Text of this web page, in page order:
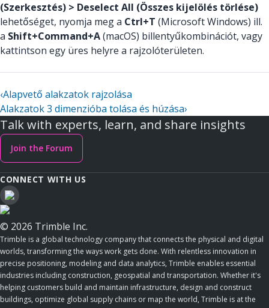
(Szerkesztés) > Deselect All (Összes kijelölés törlése)
lehetőséget, nyomja meg a Ctrl+T (Microsoft Windows) ill.
a Shift+Command+A(macOS) billentyűkombinációt, vagy
kattintson egy üres helyre a rajzolóterületen.
‹Alapvető alakzatok rajzolása
Alakzatok 3 dimenzióba tolása és húzása›
Talk with experts, learn, and share insights
Join the Forum
CONNECT WITH US
© 2026 Trimble Inc.
Trimble is a global technology company that connects the physical and digital
worlds, transforming the ways work gets done. With relentless innovation in
precise positioning, modeling and data analytics, Trimble enables essential
industries including construction, geospatial and transportation. Whether it's
helping customers build and maintain infrastructure, design and construct
buildings, optimize global supply chains or map the world, Trimble is at the